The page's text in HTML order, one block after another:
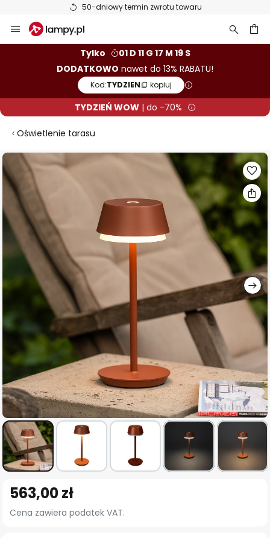
50-dniowy termin zwrotu towaru
Przejdź
do
Tylko
01 D 11 G 17 M 18 S
DODATKOWO nawet do 13% RABATU!
Kod:TYDZIEN kopiuj
TYDZIEŃ WOW| do -70%
Oświetlenie tarasu
Przejdź
na
koniec
galerii
na
początek
563,00 zł
Cena zawiera podatek VAT.